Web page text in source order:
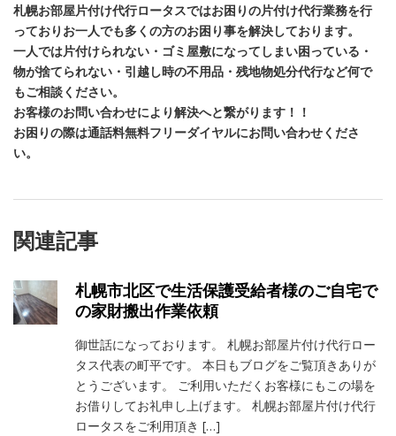
札幌お部屋片付け代行ロータスではお困りの片付け代行業務を行
っておりお一人でも多くの方のお困り事を解決しております。
一人では片付けられない・ゴミ屋敷になってしまい困っている・
物が捨てられない・引越し時の不用品・残地物処分代行など何で
もご相談ください。
お客様のお問い合わせにより解決へと繋がります！！
お困りの際は通話料無料フリーダイヤルにお問い合わせくださ
い。
関連記事
札幌市北区で生活保護受給者様のご自宅で
の家財搬出作業依頼
御世話になっております。 札幌お部屋片付け代行ロー
タス代表の町平です。 本日もブログをご覧頂きありが
とうございます。 ご利用いただくお客様にもこの場を
お借りしてお礼申し上げます。 札幌お部屋片付け代行
ロータスをご利用頂き […]